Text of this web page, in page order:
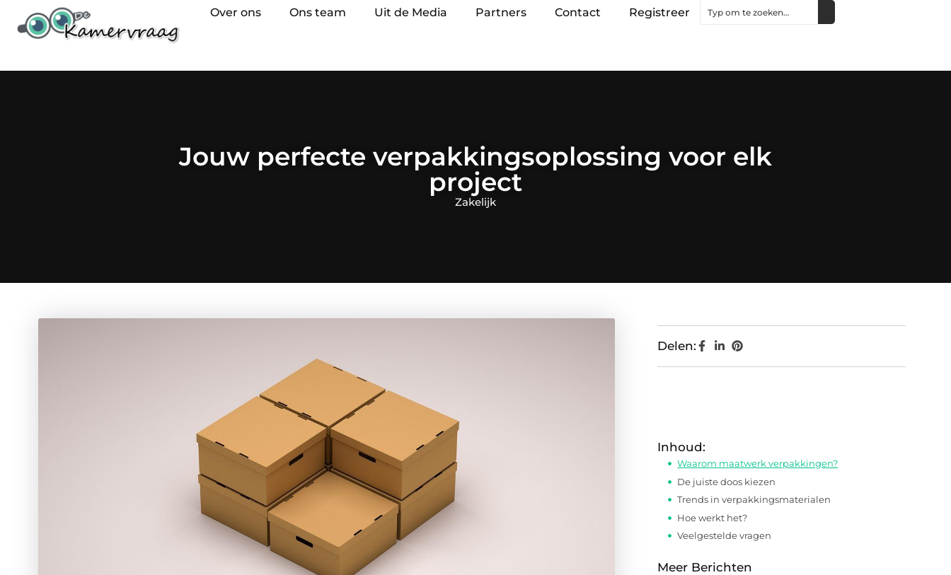
Over ons Ons team Uit de Media Partners Contact Registreer
Jouw perfecte verpakkingsoplossing voor elk
project
Zakelijk
Delen:
Inhoud:
Waarom maatwerk verpakkingen?
De juiste doos kiezen
Trends in verpakkingsmaterialen
Hoe werkt het?
Veelgestelde vragen
Meer Berichten